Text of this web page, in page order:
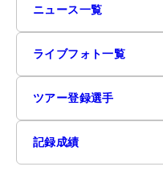
ニュース一覧
ライブフォト一覧
ツアー登録選手
記録成績